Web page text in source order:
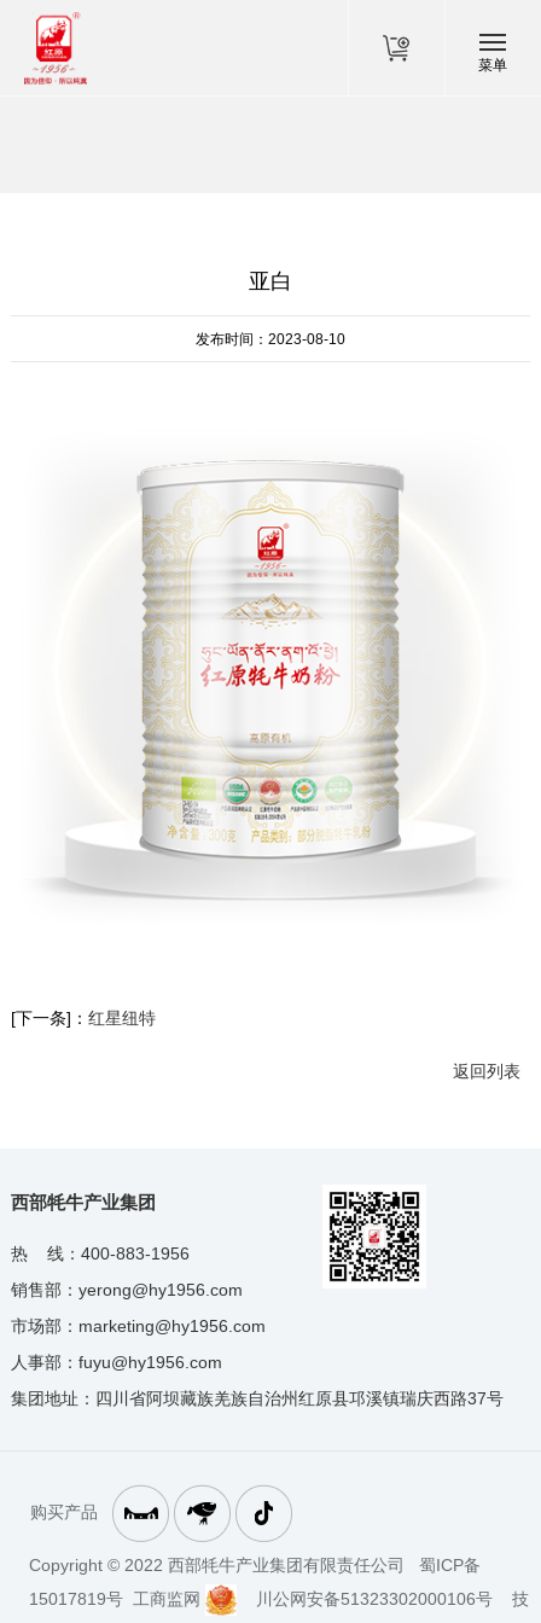
菜单
亚白
发布时间：2023-08-10
[下一条]： 红星纽特
返回列表
西部牦牛产业集团
热 线：400-883-1956
销售部：yerong@hy1956.com
市场部：marketing@hy1956.com
人事部：fuyu@hy1956.com
集团地址：四川省阿坝藏族羌族自治州红原县邛溪镇瑞庆西路37号
购买产品
Copyright © 2022 西部牦牛产业集团有限责任公司 蜀ICP备
15017819号 工商监网
川公网安备51323302000106号 技